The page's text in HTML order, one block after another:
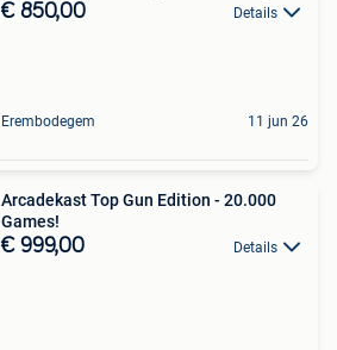
€ 850,00 Details
Erembodegem 11 jun 26
Arcadekast Top Gun Edition - 20.000
Games!
€ 999,00 Details